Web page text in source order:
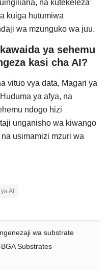
na kutekeleza
kuiga hutumiwa
wa mzunguko wa juu.
ya sehemu
kasi cha AI?
vituo vya data, Magari ya
ya afya, na
ndogo hizi
unganisho wa kiwango
usimamizi mzuri wa
AI
wa substrate
Substrates